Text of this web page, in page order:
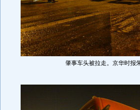
肇事车头被拉走。京华时